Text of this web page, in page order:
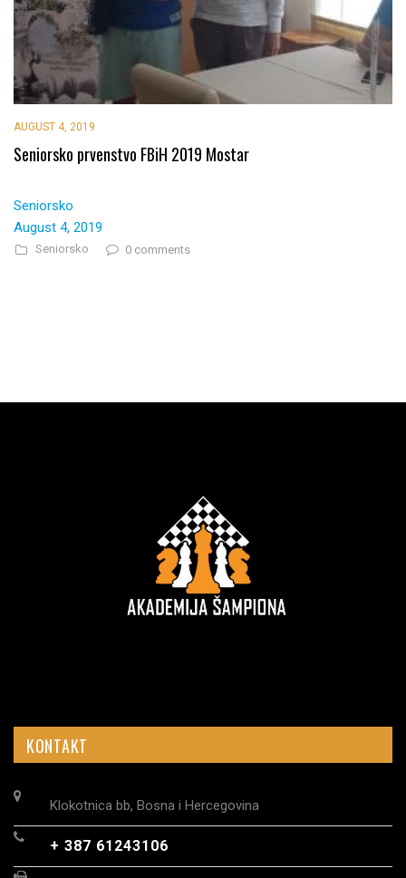
AUGUST 4, 2019
Seniorsko prvenstvo FBiH 2019 Mostar
Seniorsko
August 4, 2019
Seniorsko 0 comments
KONTAKT
Klokotnica bb, Bosna i Hercegovina
+ 387 61243106